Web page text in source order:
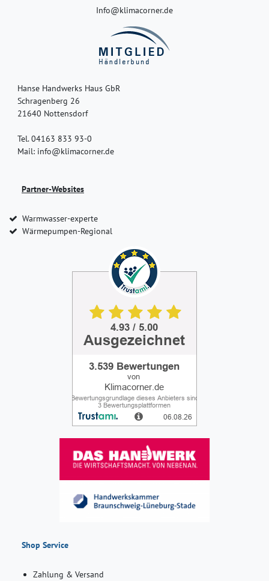
Info@klimacorner.de
Hanse Handwerks Haus GbR
Schragenberg 26
21640 Nottensdorf
Tel. 04163 833 93-0
Mail: info@klimacorner.de
Partner-Websites
Warmwasser-experte
Wärmepumpen-Regional
Shop Service
Zahlung & Versand